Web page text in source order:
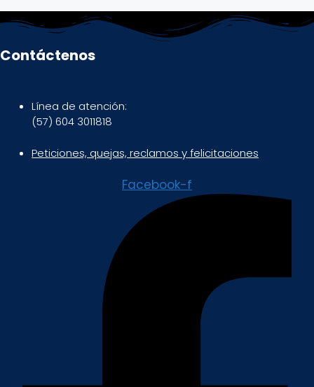
Contáctenos
Línea de atención:
(57) 604 3011818
Peticiones, quejas, reclamos y felicitaciones
Facebook-f